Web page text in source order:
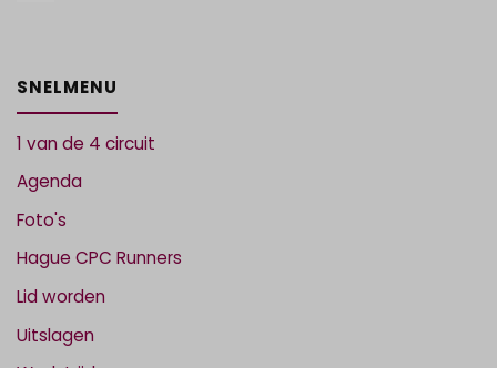
SNELMENU
1 van de 4 circuit
Agenda
Foto's
Hague CPC Runners
Lid worden
Uitslagen